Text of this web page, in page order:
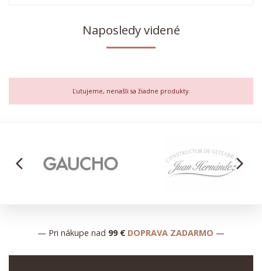
Naposledy videné
Ľutujeme, nenašli sa žiadne produkty.
arrow_back_ios arrow_forward_ios
— Pri nákupe nad 99 € DOPRAVA ZADARMO —